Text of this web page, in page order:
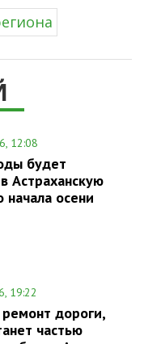
12:08
будет
Астраханскую
начала осени
19:22
ремонт дороги,
частью